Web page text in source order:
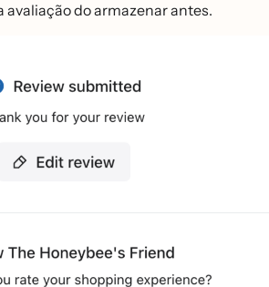
do armazenar antes.